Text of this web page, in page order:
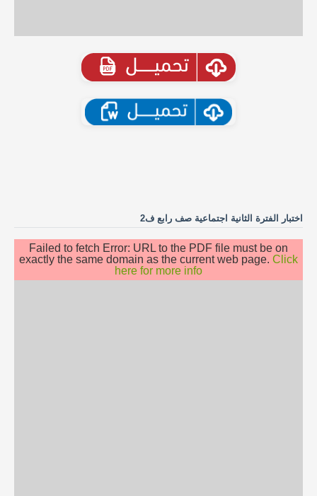
اختبار الفترة الثانية اجتماعية صف رابع ف2
Failed to fetch Error: URL to the PDF file must be on
exactly the same domain as the current web page. Click
here for more info